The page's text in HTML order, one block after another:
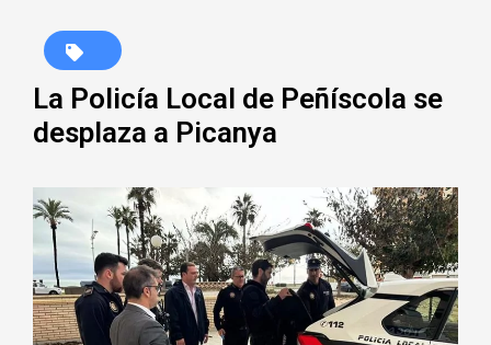
La Policía Local de Peñíscola se
desplaza a Picanya